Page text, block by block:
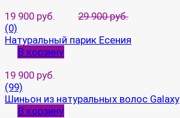
19 900 руб.
29 900 руб.
(0)
Натуральный парик Есения
В корзину
19 900 руб.
(99)
Шиньон из натуральных волос Galaxy
В корзину